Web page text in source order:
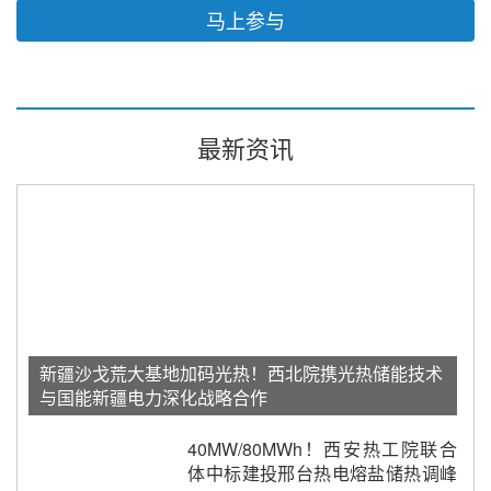
马上参与
最新资讯
新疆沙戈荒大基地加码光热！西北院携光热储能技术
与国能新疆电力深化战略合作
40MW/80MWh！西安热工院联合
体中标建投邢台热电熔盐储热调峰